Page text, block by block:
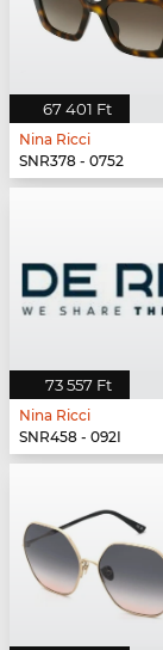
67 401 Ft
Nina Ricci
SNR378 - 0752
73 557 Ft
Nina Ricci
SNR458 - 092I